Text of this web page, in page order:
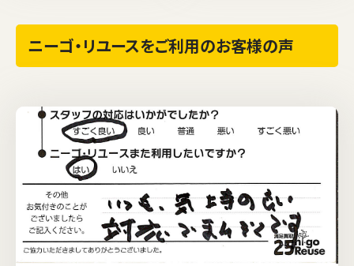
ニーゴ・リユースをご利用のお客様の声